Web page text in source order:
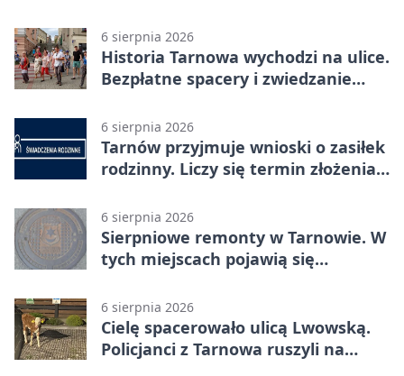
6 sierpnia 2026
Historia Tarnowa wychodzi na ulice.
Bezpłatne spacery i zwiedzanie
6 sierpnia 2026
Tarnów przyjmuje wnioski o zasiłek
rodzinny. Liczy się termin złożenia
6 sierpnia 2026
Sierpniowe remonty w Tarnowie. W
tych miejscach pojawią się
6 sierpnia 2026
Cielę spacerowało ulicą Lwowską.
Policjanci z Tarnowa ruszyli na